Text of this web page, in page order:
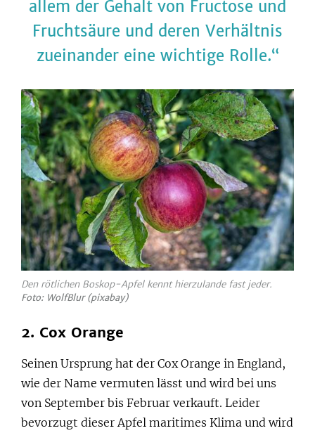
allem der Gehalt von Fructose und
Fruchtsäure und deren Verhältnis
zueinander eine wichtige Rolle.
Den rötlichen Boskop-Apfel kennt hierzulande fast jeder.
Foto: WolfBlur (pixabay)
2. Cox Orange
Seinen Ursprung hat der Cox Orange in England,
wie der Name vermuten lässt und wird bei uns
von September bis Februar verkauft. Leider
bevorzugt dieser Apfel maritimes Klima und wird